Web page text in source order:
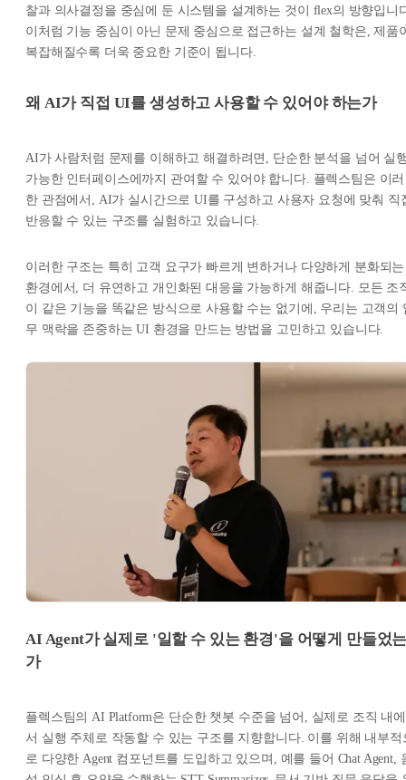
찰과 의사결정을 중심에 둔 시스템을 설계하는 것이 flex의 방향입니
이처럼 기능 중심이 아닌 문제 중심으로 접근하는 설계 철학은, 제품
복잡해질수록 더욱 중요한 기준이 됩니다.
왜 AI가 직접 UI를 생성하고 사용할 수 있어야 하는가
AI가 사람처럼 문제를 이해하고 해결하려면, 단순한 분석을 넘어 실
가능한 인터페이스에까지 관여할 수 있어야 합니다. 플렉스팀은 이러
한 관점에서, AI가 실시간으로 UI를 구성하고 사용자 요청에 맞춰 직
반응할 수 있는 구조를 실험하고 있습니다.
이러한 구조는 특히 고객 요구가 빠르게 변하거나 다양하게 분화되는
환경에서, 더 유연하고 개인화된 대응을 가능하게 해줍니다. 모든 조
이 같은 기능을 똑같은 방식으로 사용할 수는 없기에, 우리는 고객의
무 맥락을 존중하는 UI 환경을 만드는 방법을 고민하고 있습니다.
AI Agent가 실제로 '일할 수 있는 환경'을 어떻게 만들었
가
플렉스팀의 AI Platform은 단순한 챗봇 수준을 넘어, 실제로 조직 내에
서 실행 주체로 작동할 수 있는 구조를 지향합니다. 이를 위해 내부적
로 다양한 Agent 컴포넌트를 도입하고 있으며, 예를 들어 Chat Agent,